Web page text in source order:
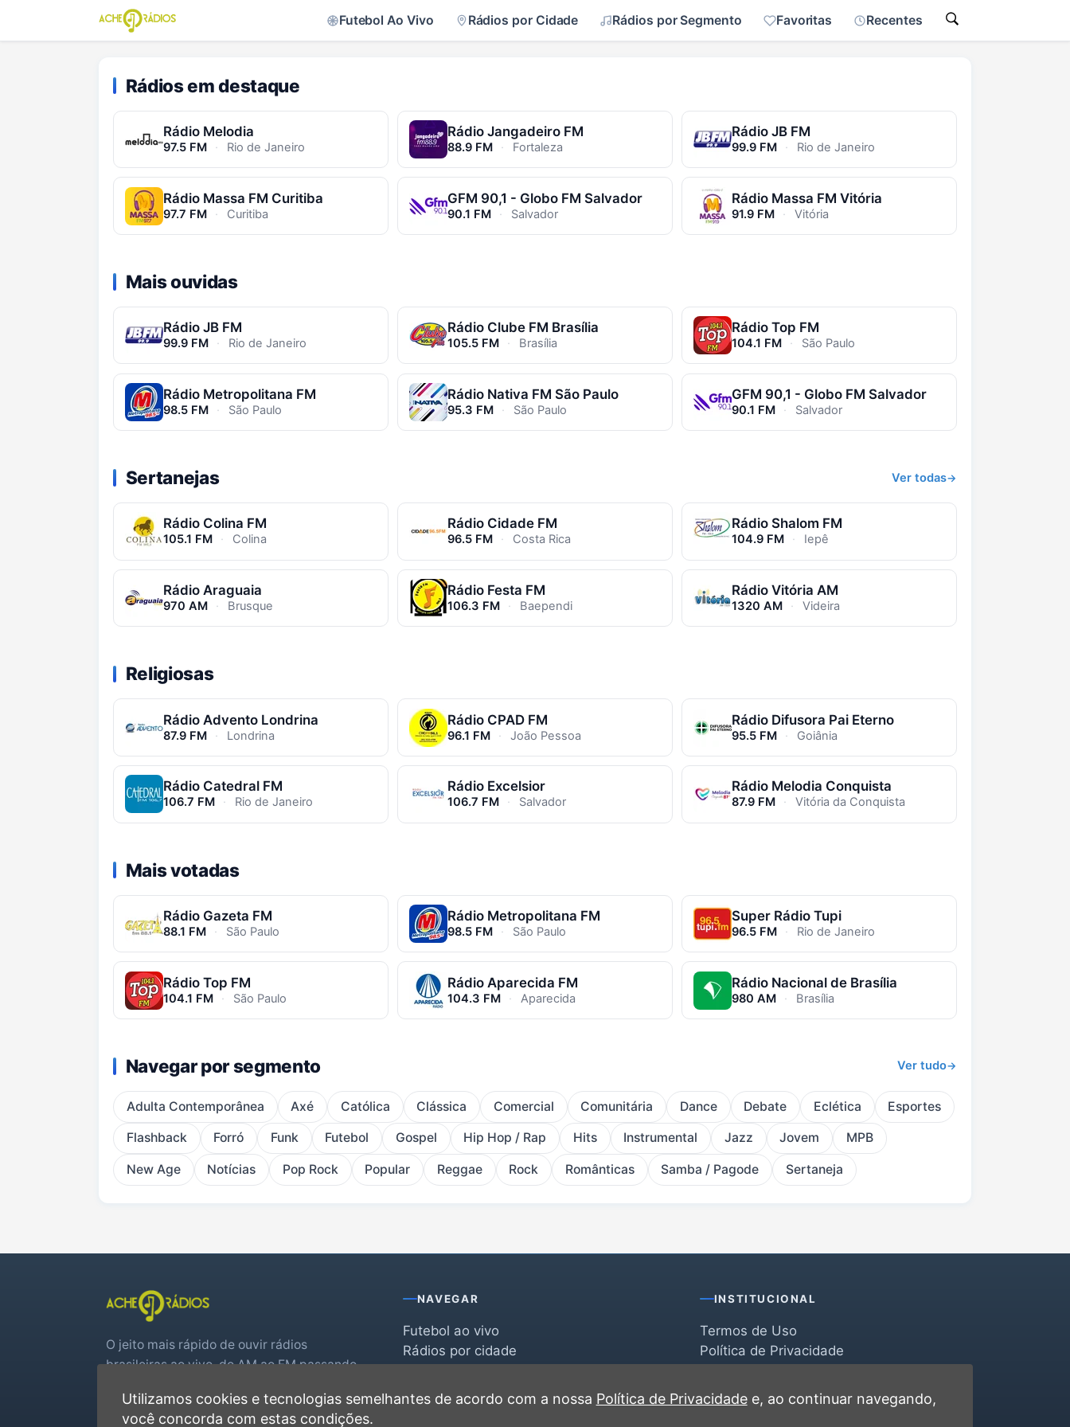
Futebol Ao Vivo Rádios por Cidade Rádios por Segmento Favoritas Recentes
Rádios em destaque
Rádio Melodia
97.5 FM · Rio de Janeiro
Rádio Jangadeiro FM
88.9 FM · Fortaleza
Rádio JB FM
99.9 FM · Rio de Janeiro
Rádio Massa FM Curitiba
97.7 FM · Curitiba
GFM 90,1 - Globo FM Salvador
90.1 FM · Salvador
Rádio Massa FM Vitória
91.9 FM · Vitória
Mais ouvidas
Rádio JB FM
99.9 FM · Rio de Janeiro
Rádio Clube FM Brasília
105.5 FM · Brasília
Rádio Top FM
104.1 FM · São Paulo
Rádio Metropolitana FM
98.5 FM · São Paulo
Rádio Nativa FM São Paulo
95.3 FM · São Paulo
GFM 90,1 - Globo FM Salvador
90.1 FM · Salvador
Sertanejas Ver todas
Rádio Colina FM
105.1 FM · Colina
Rádio Cidade FM
96.5 FM · Costa Rica
Rádio Shalom FM
104.9 FM · Iepê
Rádio Araguaia
970 AM · Brusque
Rádio Festa FM
106.3 FM · Baependi
Rádio Vitória AM
1320 AM · Videira
Religiosas
Rádio Advento Londrina
87.9 FM · Londrina
Rádio CPAD FM
96.1 FM · João Pessoa
Rádio Difusora Pai Eterno
95.5 FM · Goiânia
Rádio Catedral FM
106.7 FM · Rio de Janeiro
Rádio Excelsior
106.7 FM · Salvador
Rádio Melodia Conquista
87.9 FM · Vitória da Conquista
Mais votadas
Rádio Gazeta FM
88.1 FM · São Paulo
Rádio Metropolitana FM
98.5 FM · São Paulo
Super Rádio Tupi
96.5 FM · Rio de Janeiro
Rádio Top FM
104.1 FM · São Paulo
Rádio Aparecida FM
104.3 FM · Aparecida
Rádio Nacional de Brasília
980 AM · Brasília
Navegar por segmento Ver tudo
Adulta Contemporânea Axé Católica Clássica Comercial Comunitária Dance Debate Eclética Esportes
Flashback Forró Funk Futebol Gospel Hip Hop / Rap Hits Instrumental Jazz Jovem MPB
New Age Notícias Pop Rock Popular Reggae Rock Românticas Samba / Pagode Sertaneja
O jeito mais rápido de ouvir rádios
brasileiras ao vivo, do AM ao FM passando
real.
NAVEGAR
Futebol ao vivo
Rádios por cidade
Favoritas
INSTITUCIONAL
Termos de Uso
Política de Privacidade
Contato
Utilizamos cookies e tecnologias semelhantes de acordo com a nossa Política de Privacidadee, ao continuar navegando,
você concorda com estas condições.